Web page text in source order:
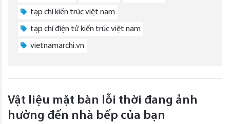
tạp chí kiến trúc việt nam
tạp chí điện tử kiến trúc việt nam
vietnamarchi.vn
Vật liệu mặt bàn lỗi thời đang ảnh
hưởng đến nhà bếp của bạn